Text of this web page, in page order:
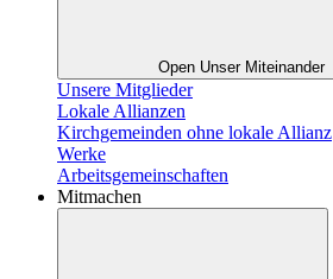
Open Unser Miteinander
Unsere Mitglieder
Lokale Allianzen
Kirchgemeinden ohne lokale Allianz
Werke
Arbeitsgemeinschaften
Mitmachen